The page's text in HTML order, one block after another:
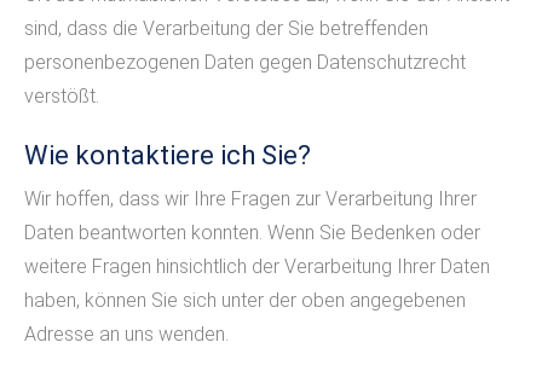
sind, dass die Verarbeitung der Sie betreffenden
personenbezogenen Daten gegen Datenschutzrecht
verstößt.
Wie kontaktiere ich Sie?
Wir hoffen, dass wir Ihre Fragen zur Verarbeitung Ihrer
Daten beantworten konnten. Wenn Sie Bedenken oder
weitere Fragen hinsichtlich der Verarbeitung Ihrer Daten
haben, können Sie sich unter der oben angegebenen
Adresse an uns wenden.